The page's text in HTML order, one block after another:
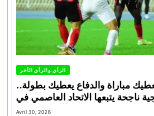
الرأي والرأي الأخر
مباراة والدفاع يعطيك بطولة..
ناجحة يتبعها الاتحاد العاصمي في
تتويجاته آخر السنوات
Avril 30, 2026